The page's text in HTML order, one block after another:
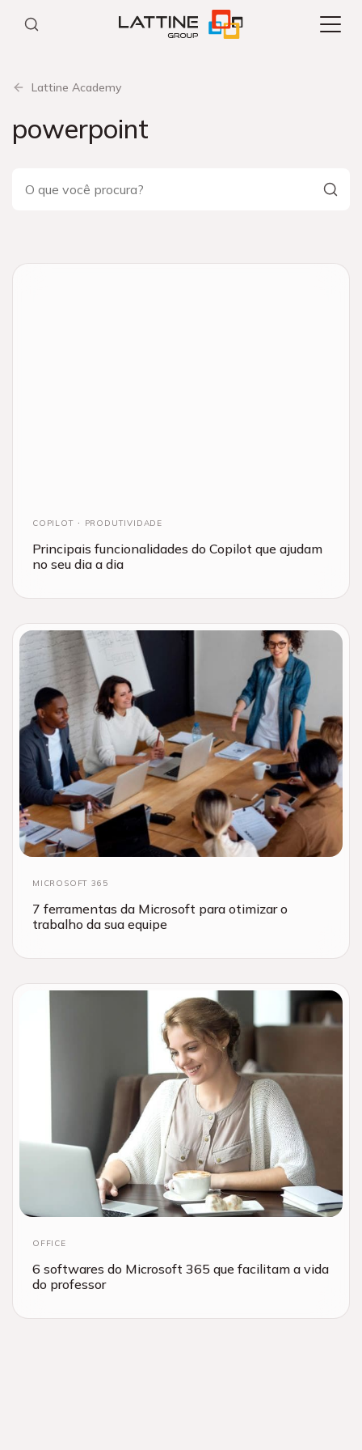
Lattine Academy
powerpoint
COPILOT PRODUTIVIDADE
Principais funcionalidades do Copilot que ajudam
no seu dia a dia
MICROSOFT 365
7 ferramentas da Microsoft para otimizar o
trabalho da sua equipe
OFFICE
6 softwares do Microsoft 365 que facilitam a vida
do professor